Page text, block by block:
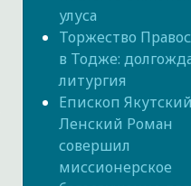
улуса
Торжество
в Тодже:
литургия
Епископ
Ленский Роман
совершил
миссионерское